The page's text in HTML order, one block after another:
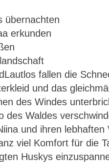
übernachten
erkunden
durch die
fallen die
und das
des Windes
Waldes
und ihren
viel Komfort für die
Huskys